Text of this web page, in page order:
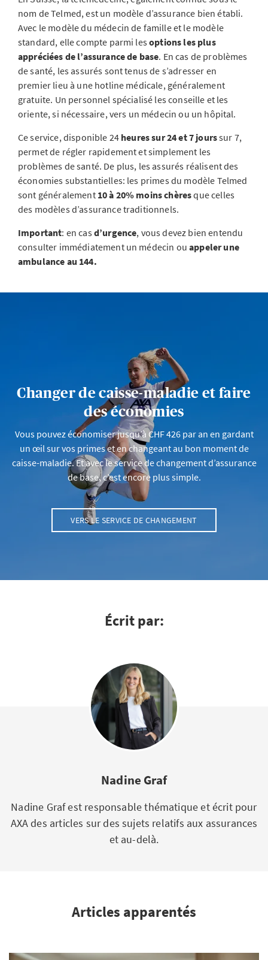
nom de Telmed, est un modèle d’assurance bien établi.
Avec le modèle du médecin de famille et le modèle
standard, elle compte parmi lesoptions les plus
appréciées de l’assurance de base. En cas de problèmes
de santé, les assurés sont tenus de s’adresser en
premier lieu à une hotline médicale, généralement
gratuite. Un personnel spécialisé les conseille et les
oriente, si nécessaire, vers un médecin ou un hôpital.
Ce service, disponible 24 heures sur 24 et 7 jourssur 7,
permet de régler rapidement et simplement les
problèmes de santé. De plus, les assurés réalisent des
économies substantielles: les primes du modèle Telmed
sont généralement 10 à 20% moins chèresque celles
des modèles d’assurance traditionnels.
Important: en casd’urgence, vous devez bien entendu
consulter immédiatement un médecin ouappeler une
ambulance au 144.
Changer de caisse-maladie et faire
des économies
Vous pouvez économiser jusqu’à CHF 426 par an en gardant
un œil sur vos primes et en changeant au bon moment de
caisse-maladie. Et avec le service de changement d’assurance
de base, c’est encore plus simple.
VERS LE SERVICE DE CHANGEMENT
Écrit par:
Nadine Graf
Nadine Graf est responsable thématique et écrit pour
AXA des articles sur des sujets relatifs aux assurances
et au-delà.
Articles apparentés